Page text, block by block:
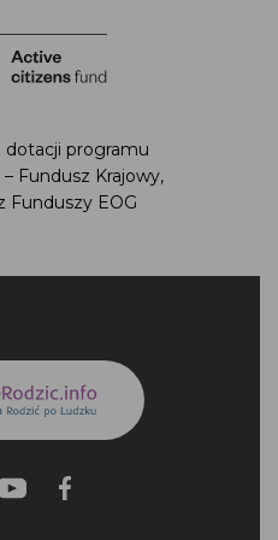
dotacji programu
Fundusz Krajowy,
Funduszy EOG